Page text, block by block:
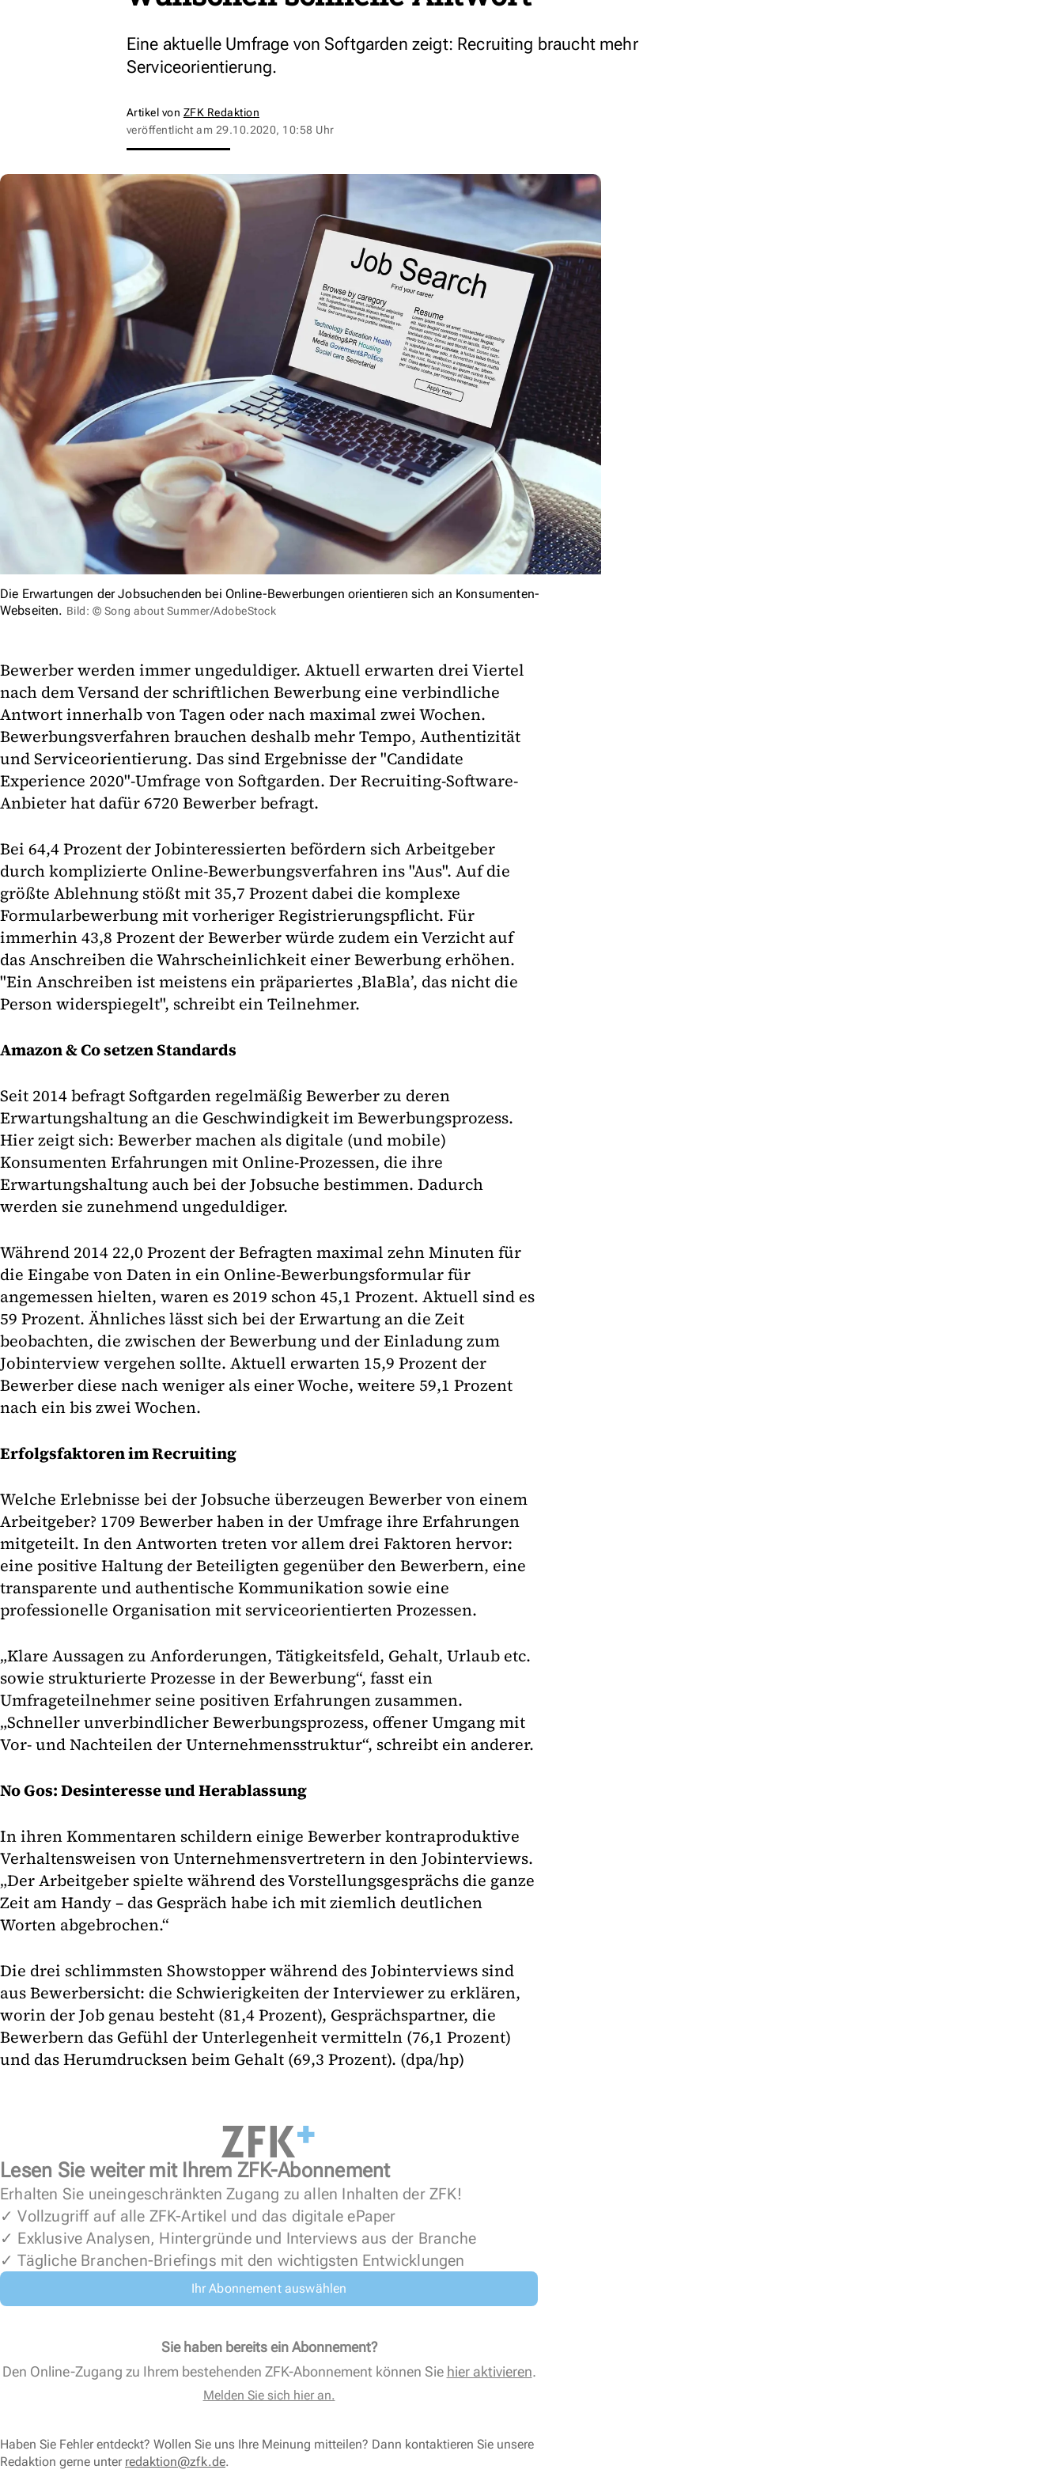
Eine aktuelle Umfrage von Softgarden zeigt: Recruiting braucht mehr
Serviceorientierung.
Artikel von ZFK Redaktion
veröffentlicht am 29.10.2020, 10:58 Uhr
Die Erwartungen der Jobsuchenden bei Online-Bewerbungen orientieren sich an Konsumenten-
Webseiten. Bild: © Song about Summer/AdobeStock
Bewerber werden immer ungeduldiger. Aktuell erwarten drei Viertel
nach dem Versand der schriftlichen Bewerbung eine verbindliche
Antwort innerhalb von Tagen oder nach maximal zwei Wochen.
Bewerbungsverfahren brauchen deshalb mehr Tempo, Authentizität
und Serviceorientierung. Das sind Ergebnisse der "Candidate
Experience 2020"-Umfrage von Softgarden. Der Recruiting-Software-
Anbieter hat dafür 6720 Bewerber befragt.
Bei 64,4 Prozent der Jobinteressierten befördern sich Arbeitgeber
durch komplizierte Online-Bewerbungsverfahren ins "Aus". Auf die
größte Ablehnung stößt mit 35,7 Prozent dabei die komplexe
Formularbewerbung mit vorheriger Registrierungspflicht. Für
immerhin 43,8 Prozent der Bewerber würde zudem ein Verzicht auf
das Anschreiben die Wahrscheinlichkeit einer Bewerbung erhöhen.
"Ein Anschreiben ist meistens ein präpariertes ,BlaBla’, das nicht die
Person widerspiegelt", schreibt ein Teilnehmer.
Amazon & Co setzen Standards
Seit 2014 befragt Softgarden regelmäßig Bewerber zu deren
Erwartungshaltung an die Geschwindigkeit im Bewerbungsprozess.
Hier zeigt sich: Bewerber machen als digitale (und mobile)
Konsumenten Erfahrungen mit Online-Prozessen, die ihre
Erwartungshaltung auch bei der Jobsuche bestimmen. Dadurch
werden sie zunehmend ungeduldiger.
Während 2014 22,0 Prozent der Befragten maximal zehn Minuten für
die Eingabe von Daten in ein Online-Bewerbungsformular für
angemessen hielten, waren es 2019 schon 45,1 Prozent. Aktuell sind es
59 Prozent. Ähnliches lässt sich bei der Erwartung an die Zeit
beobachten, die zwischen der Bewerbung und der Einladung zum
Jobinterview vergehen sollte. Aktuell erwarten 15,9 Prozent der
Bewerber diese nach weniger als einer Woche, weitere 59,1 Prozent
nach ein bis zwei Wochen.
Erfolgsfaktoren im Recruiting
Welche Erlebnisse bei der Jobsuche überzeugen Bewerber von einem
Arbeitgeber? 1709 Bewerber haben in der Umfrage ihre Erfahrungen
mitgeteilt. In den Antworten treten vor allem drei Faktoren hervor:
eine positive Haltung der Beteiligten gegenüber den Bewerbern, eine
transparente und authentische Kommunikation sowie eine
professionelle Organisation mit serviceorientierten Prozessen.
„Klare Aussagen zu Anforderungen, Tätigkeitsfeld, Gehalt, Urlaub etc.
sowie strukturierte Prozesse in der Bewerbung“, fasst ein
Umfrageteilnehmer seine positiven Erfahrungen zusammen.
„Schneller unverbindlicher Bewerbungsprozess, offener Umgang mit
Vor- und Nachteilen der Unternehmensstruktur“, schreibt ein anderer.
No Gos: Desinteresse und Herablassung
In ihren Kommentaren schildern einige Bewerber kontraproduktive
Verhaltensweisen von Unternehmensvertretern in den Jobinterviews.
„Der Arbeitgeber spielte während des Vorstellungsgesprächs die ganze
Zeit am Handy – das Gespräch habe ich mit ziemlich deutlichen
Worten abgebrochen.“
Die drei schlimmsten Showstopper während des Jobinterviews sind
aus Bewerbersicht: die Schwierigkeiten der Interviewer zu erklären,
worin der Job genau besteht (81,4 Prozent), Gesprächspartner, die
Bewerbern das Gefühl der Unterlegenheit vermitteln (76,1 Prozent)
und das Herumdrucksen beim Gehalt (69,3 Prozent). (dpa/hp)
Lesen Sie weiter mit Ihrem ZFK-Abonnement
Erhalten Sie uneingeschränkten Zugang zu allen Inhalten der ZFK!
✓ Vollzugriff auf alle ZFK-Artikel und das digitale ePaper
✓ Exklusive Analysen, Hintergründe und Interviews aus der Branche
✓ Tägliche Branchen-Briefings mit den wichtigsten Entwicklungen
Ihr Abonnement auswählen
Sie haben bereits ein Abonnement?
Den Online-Zugang zu Ihrem bestehenden ZFK-Abonnement können Sie hier aktivieren.
Melden Sie sich hier an.
Haben Sie Fehler entdeckt? Wollen Sie uns Ihre Meinung mitteilen? Dann kontaktieren Sie unsere
Redaktion gerne unter redaktion@zfk.de.